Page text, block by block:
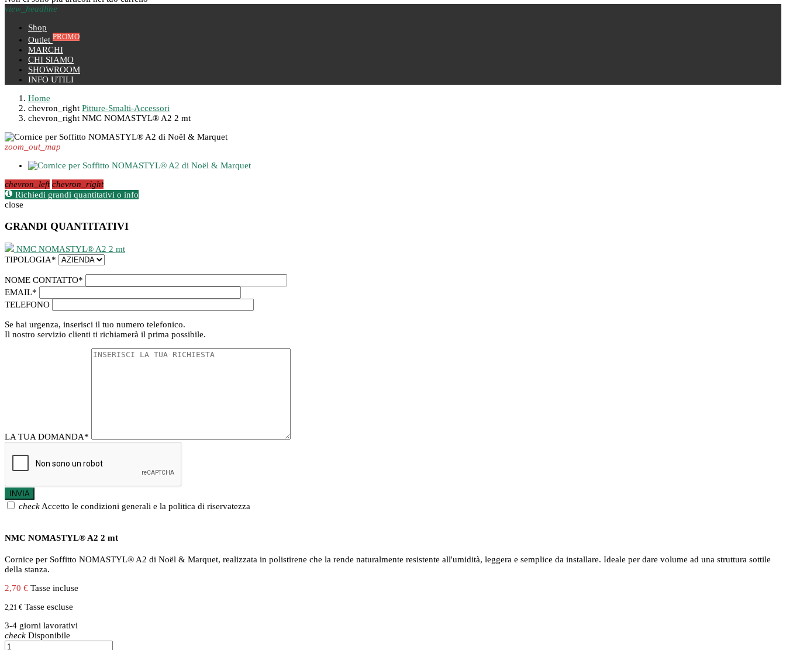
view_headline
Shop
Outlet PROMO
MARCHI
CHI SIAMO
SHOWROOM
INFO UTILI
Home
chevron_right Pitture-Smalti-Accessori
chevron_right NMC NOMASTYL® A2 2 mt
zoom_out_map
chevron_left chevron_right
Richiedi grandi quantitativi o info
close
GRANDI QUANTITATIVI
NMC NOMASTYL® A2 2 mt
TIPOLOGIA*
NOME CONTATTO*
EMAIL*
TELEFONO
Se hai urgenza, inserisci il tuo numero telefonico.
Il nostro servizio clienti ti richiamerà il prima possibile.
LA TUA DOMANDA*
check Accetto le condizioni generali e la politica di riservatezza
NMC NOMASTYL® A2 2 mt
Cornice per Soffitto NOMASTYL® A2 di Noël & Marquet, realizzata in polistirene che la rende naturalmente resistente all'umidità, leggera e semplice da installare. Ideale per dare volume ad una struttura sottile
della stanza.
2,70 € Tasse incluse
2,21 € Tasse escluse
3-4 giorni lavorativi
check Disponibile